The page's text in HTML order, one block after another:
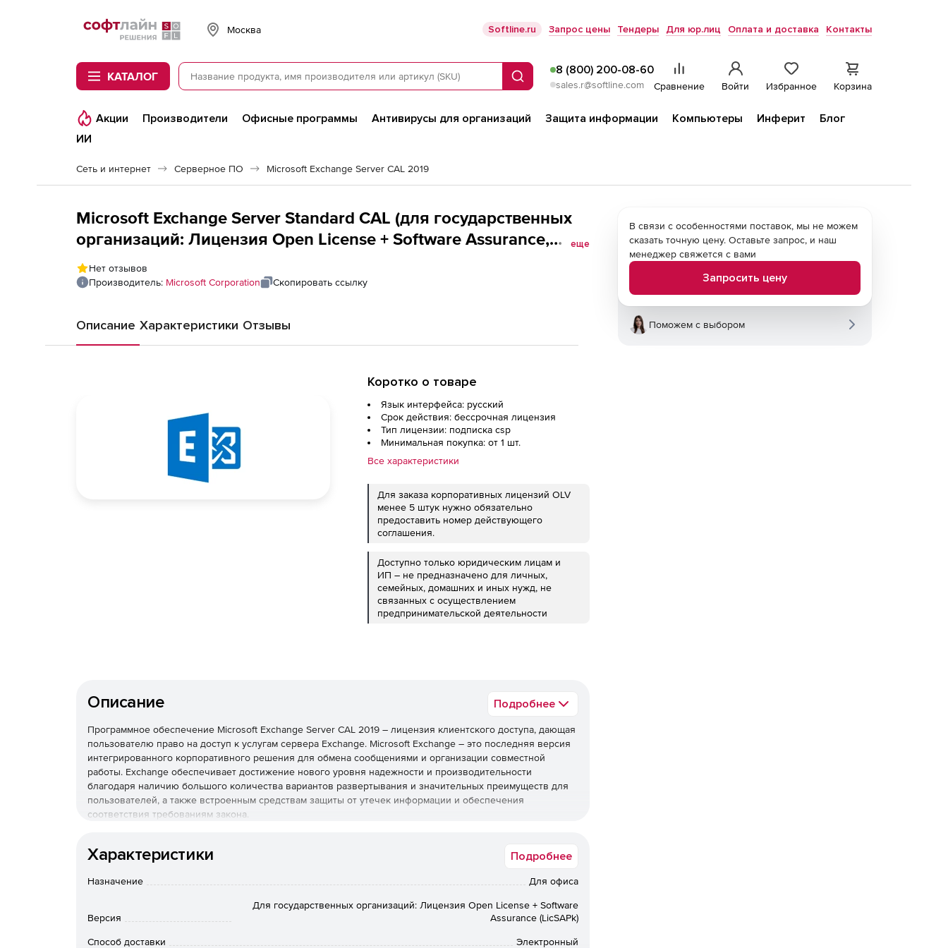
Softline
Москва Softline.ru Запрос цены Тендеры Для юр.лиц Оплата и доставка Контакты
КАТАЛОГ Поиск
8 (800) 200-08-60
sales.r@softline.com Сравнение Войти Избранное Корзина
Акции Производители Офисные программы Антивирусы для организаций Защита информации Компьютеры Инферит
Блог
ИИ
Сеть и интернет Серверное ПО Microsoft Exchange Server CAL 2019
Microsoft Exchange Server Standard CAL (для государственных
организаций: Лицензия Open License + Software Assurance,
LicSAPk), Russian Level B Device
еще
Нет отзывов
Производитель: Microsoft Corporation Скопировать ссылку
Описание Характеристики Отзывы
Коротко о товаре
Язык интерфейса: русский
Срок действия: бессрочная лицензия
Тип лицензии: подписка csp
Минимальная покупка: от 1 шт.
Все характеристики
Для заказа корпоративных лицензий OLV
менее 5 штук нужно обязательно
предоставить номер действующего
соглашения.
Доступно только юридическим лицам и
ИП – не предназначено для личных,
семейных, домашних и иных нужд, не
связанных с осуществлением
предпринимательской деятельности
Описание Подробнее
Программное обеспечение Microsoft Exchange Server CAL 2019 – лицензия клиентского доступа, дающая
пользователю право на доступ к услугам сервера Exchange. Microsoft Exchange – это последняя версия
интегрированного корпоративного решения для обмена сообщениями и организации совместной
работы. Exchange обеспечивает достижение нового уровня надежности и производительности
благодаря наличию большого количества вариантов развертывания и значительных преимуществ для
пользователей, а также встроенным средствам защиты от утечек информации и обеспечения
соответствия требованиям закона.
доступ к корпоративной сети с нескольких разных устройств или если неизвестно, с каких именно
устройств они будут осуществлять доступ. CAL также выгодны в тех случаях, когда в организации
больше устройств, чем пользователей.
Лицензии CAL «на устройство»
Характеристики Подробнее
Назначение Для офиса
Версия
Для государственных организаций: Лицензия Open License + Software
Assurance (LicSAPk)
Способ доставки Электронный
В связи с особенностями поставок, мы не можем
сказать точную цену. Оставьте запрос, и наш
менеджер свяжется с вами
Запросить цену
Поможем с выбором